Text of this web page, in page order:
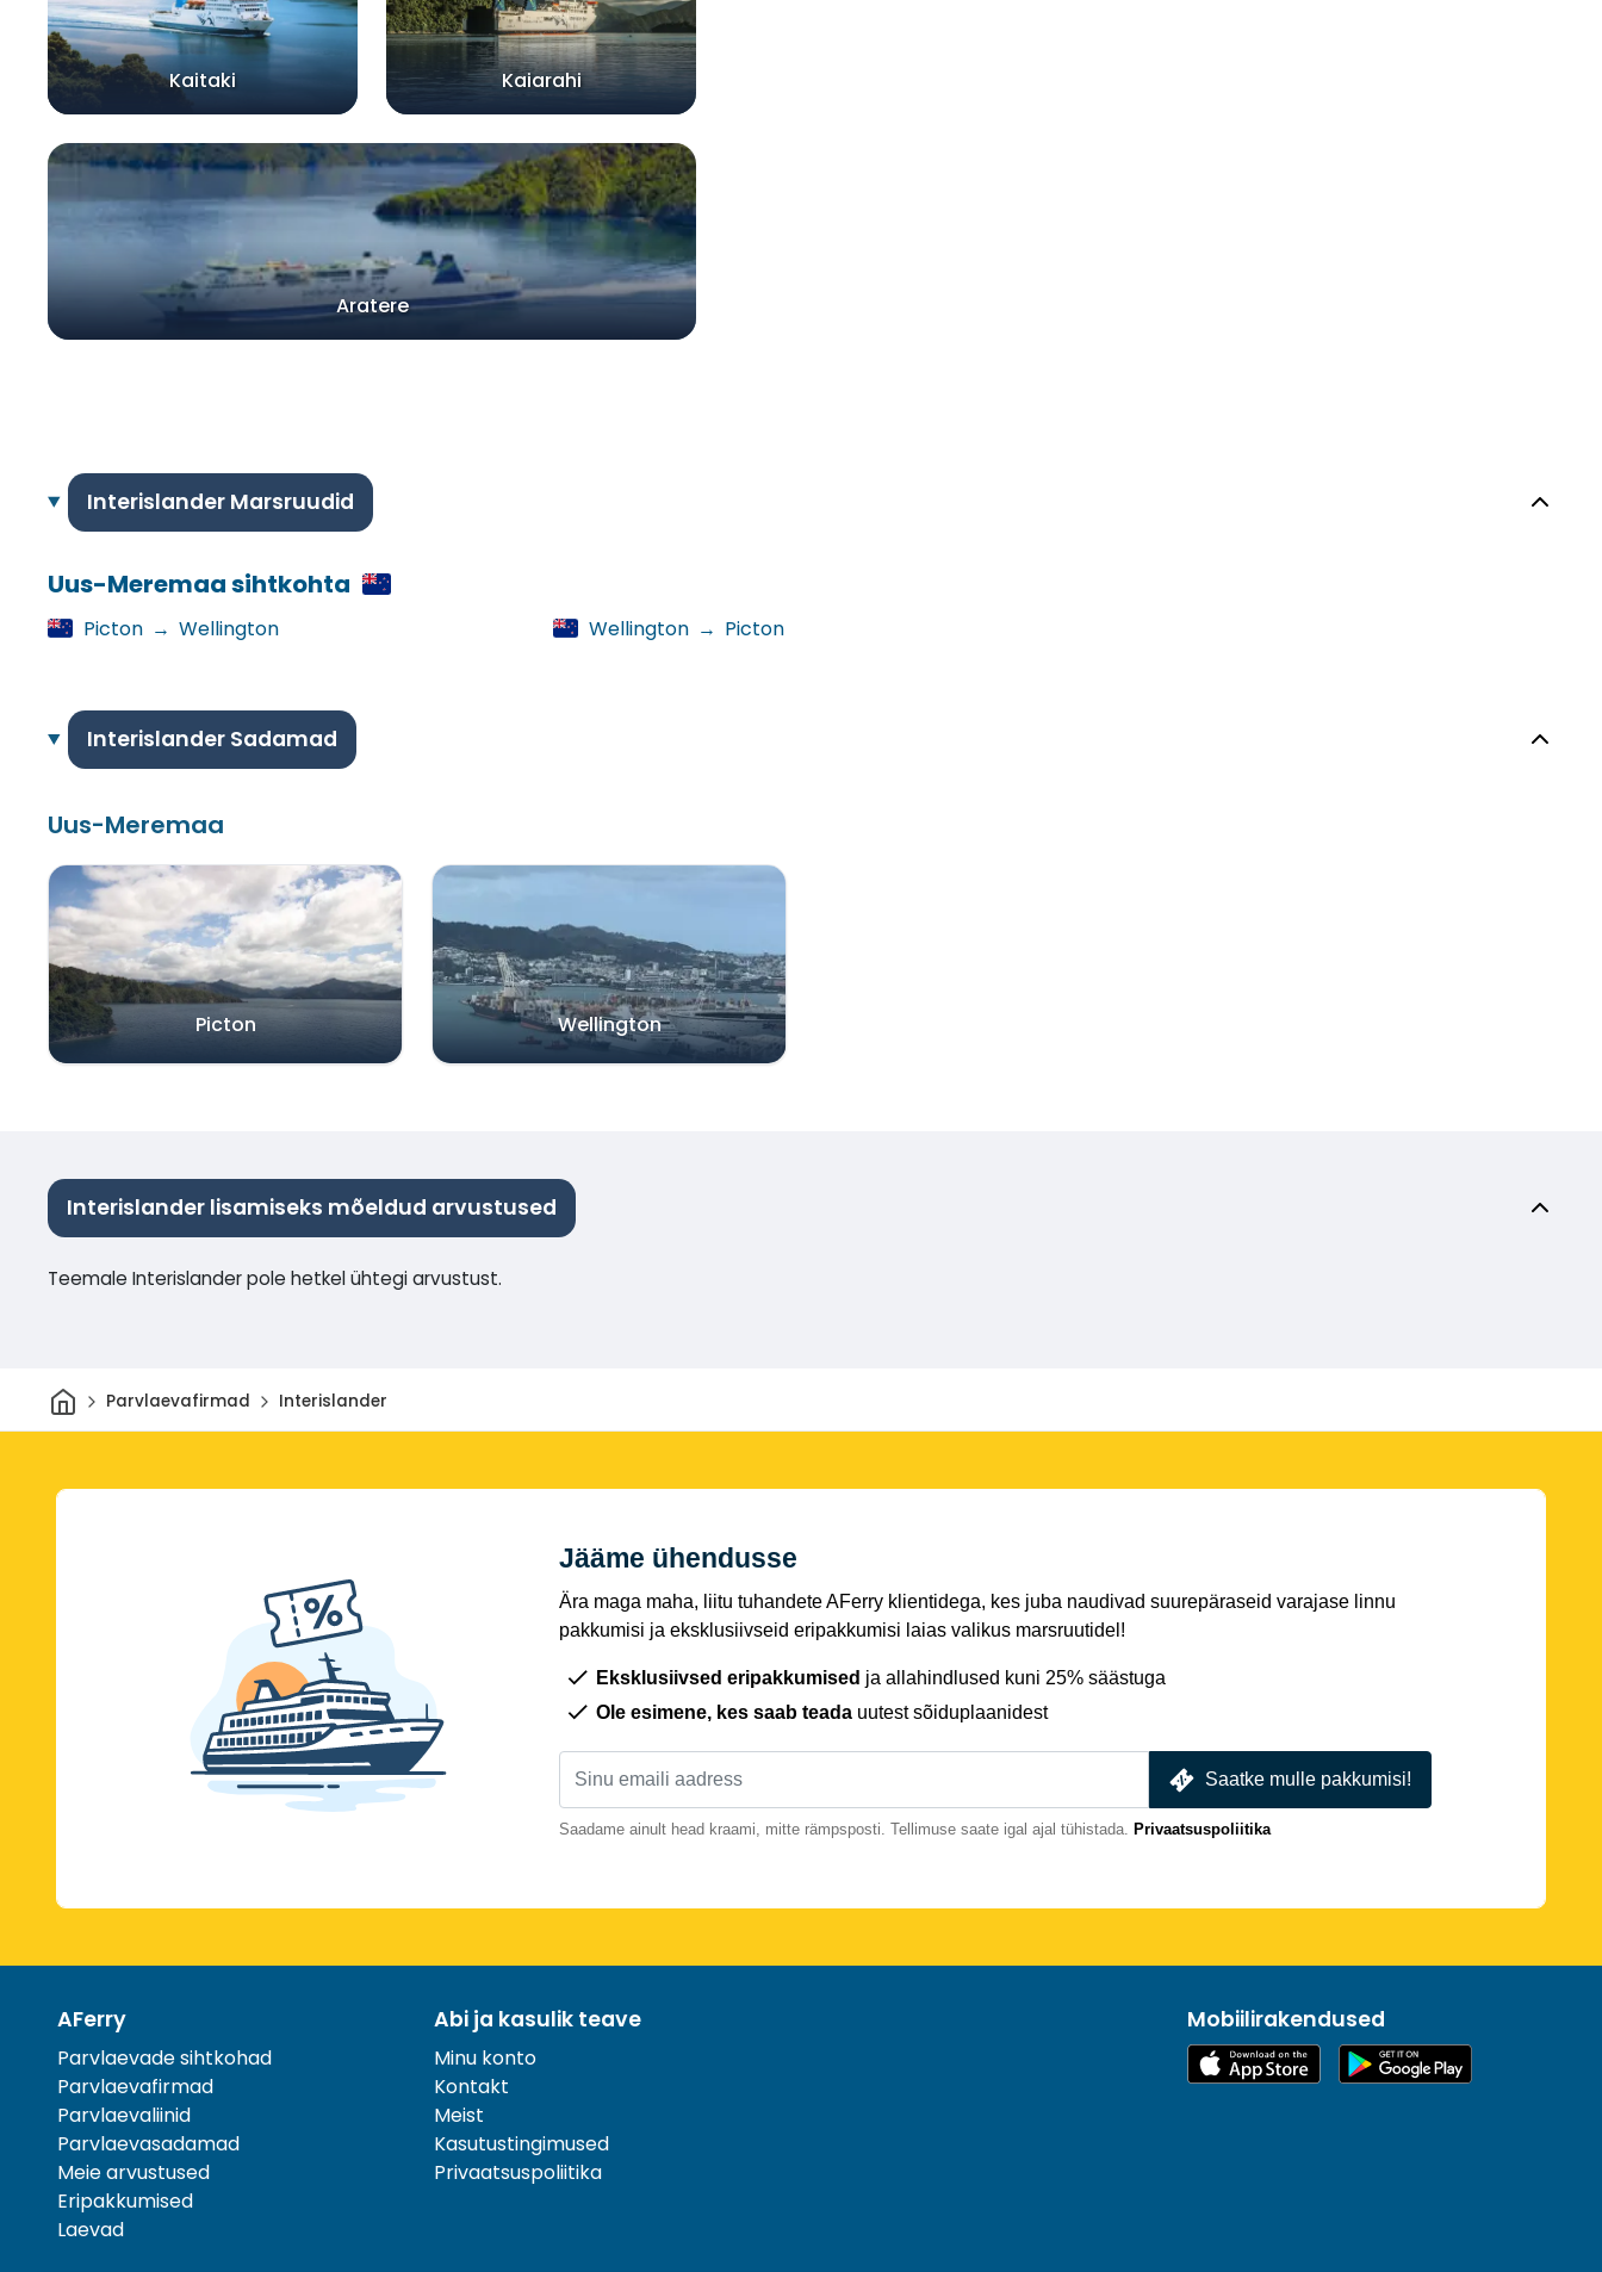
Kaitaki Kaiarahi
Aratere
Interislander Marsruudid
Uus-Meremaa sihtkohta
Picton → Wellington Wellington → Picton
Interislander Sadamad
Uus-Meremaa
Picton Wellington
Interislander lisamiseks mõeldud arvustused
Teemale Interislander pole hetkel ühtegi arvustust.
Avaleht
Parvlaevafirmad Interislander
Jääme ühendusse
Ära maga maha, liitu tuhandete AFerry klientidega, kes juba naudivad suurepäraseid varajase linnu
pakkumisi ja eksklusiivseid eripakkumisi laias valikus marsruutidel!
Eksklusiivsed eripakkumised ja allahindlused kuni 25% säästuga
Ole esimene, kes saab teada uutest sõiduplaanidest
Saatke mulle pakkumisi!
Saadame ainult head kraami, mitte rämpsposti. Tellimuse saate igal ajal tühistada. Privaatsuspoliitika
AFerry
Parvlaevade sihtkohad
Parvlaevafirmad
Parvlaevaliinid
Parvlaevasadamad
Meie arvustused
Eripakkumised
Laevad
Abi ja kasulik teave
Minu konto
Kontakt
Meist
Kasutustingimused
Privaatsuspoliitika
Mobiilirakendused